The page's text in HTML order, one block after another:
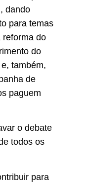
dando
para temas
reforma do
do
também,
de
paguem
o debate
todos os
para